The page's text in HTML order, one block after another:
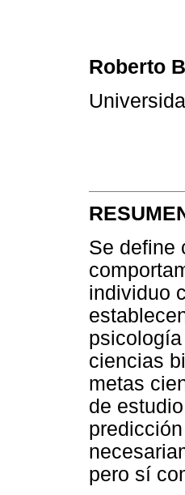
Roberto
Se define
individuo
ciencias
metas
de
pero sí